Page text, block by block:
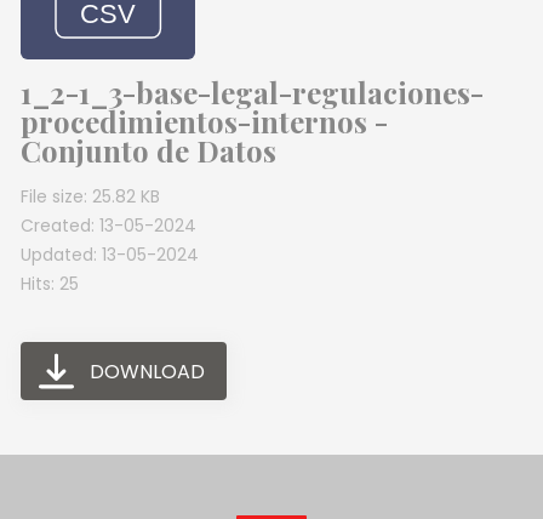
1_2-1_3-base-legal-regulaciones-
procedimientos-internos -
Conjunto de Datos
File size: 25.82 KB
Created: 13-05-2024
Updated: 13-05-2024
Hits: 25
DOWNLOAD